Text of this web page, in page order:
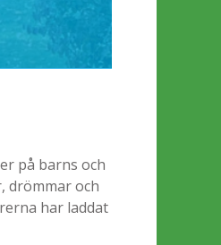
på barns och
drömmar och
har laddat